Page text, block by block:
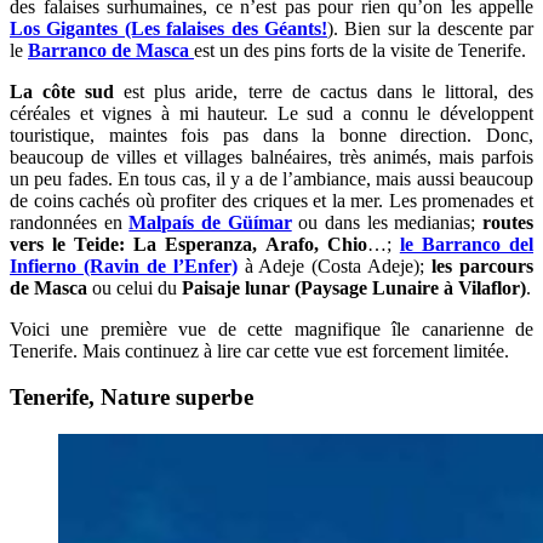
des falaises surhumaines, ce n’est pas pour rien qu’on les appelle
Los Gigantes (Les falaises des Géants!). Bien sur la descente par
le Barranco de Masca est un des pins forts de la visite de Tenerife.
La côte sud est plus aride, terre de cactus dans le littoral, des
céréales et vignes à mi hauteur. Le sud a connu le développent
touristique, maintes fois pas dans la bonne direction. Donc,
beaucoup de villes et villages balnéaires, très animés, mais parfois
un peu fades. En tous cas, il y a de l’ambiance, mais aussi beaucoup
de coins cachés où profiter des criques et la mer. Les promenades et
randonnées enMalpaís de Güímarou dans les medianias;routes
vers le Teide: La Esperanza, Arafo, Chio…; le Barranco del
Infierno (Ravin de l’Enfer)à Adeje (Costa Adeje);les parcours
de Masca ou celui du Paisaje lunar (Paysage Lunaire à Vilaflor).
Voici une première vue de cette magnifique île canarienne de
Tenerife. Mais continuez à lire car cette vue est forcement limitée.
Tenerife, Nature superbe